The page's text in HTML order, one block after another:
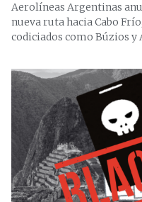
Aerolíneas Argentinas
nueva ruta hacia Cabo
codiciados como Búzios y